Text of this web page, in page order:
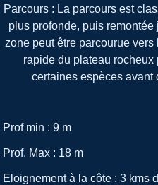
Parcours : La parcours est
plus profonde, puis
zone peut être parcourue vers
rapide du plateau rocheux
certaines espèces avant
Prof min : 9 m
Prof. Max : 18 m
Eloignement à la côte : 3 kms